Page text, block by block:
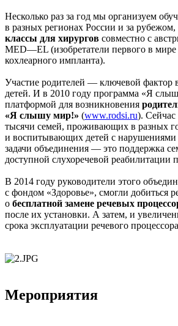
Несколько раз за год мы организуем
в разных регионах России и за рубежом,
классы для хирургов совместно с
MED—EL (изобретатели первого в мире
кохлеарного импланта).
Участие родителей — ключевой фактор
детей. И в 2010 году программа «Я
платформой для возникновения
«Я слышу мир!» (www.rodsi.ru). Сейчас
тысячи семей, проживающих в разных
и воспитывающих детей с
задачи объединения — это поддержка
доступной слухоречевой реабилитации
В 2014 году руководители этого
с фондом «Здоровье», смогли добиться
о бесплатной замене речевых
после их установки. А затем, и
срока эксплуатации речевого
Мероприятия